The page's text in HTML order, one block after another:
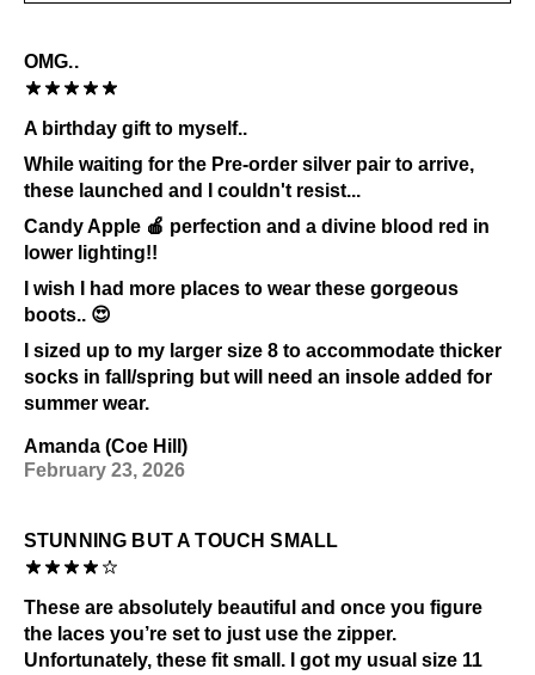
OMG..
A birthday gift to myself..
While waiting for the Pre-order silver pair to arrive,
these launched and I couldn't resist...
Candy Apple 🍎 perfection and a divine blood red in
lower lighting!!
I wish I had more places to wear these gorgeous
boots.. 😍
I sized up to my larger size 8 to accommodate thicker
socks in fall/spring but will need an insole added for
summer wear.
Amanda (Coe Hill)
February 23, 2026
STUNNING BUT A TOUCH SMALL
These are absolutely beautiful and once you figure
the laces you’re set to just use the zipper.
Unfortunately, these fit small. I got my usual size 11